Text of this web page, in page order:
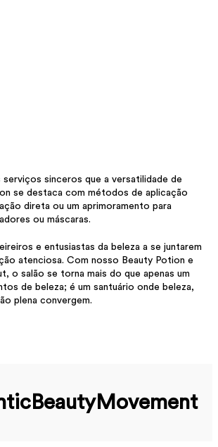
serviços sinceros que a versatilidade de
se destaca com métodos de aplicação
direta ou um aprimoramento para
ou máscaras.
e entusiastas da beleza a se juntarem
atenciosa. Com nosso Beauty Potion e
o salão se torna mais do que apenas um
de beleza; é um santuário onde beleza,
plena convergem.